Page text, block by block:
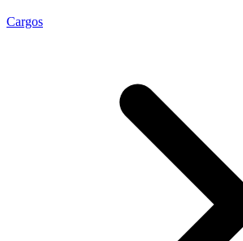
Cargos